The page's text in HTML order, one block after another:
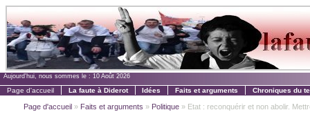
Aujourd'hui, nous sommes le : 10 Août 2026
Page d'accueil La faute à Diderot Idées Faits et arguments Chroniques du
Page d'accueil » Faits et arguments » Politique » Etat : reconquérir et non abolir.